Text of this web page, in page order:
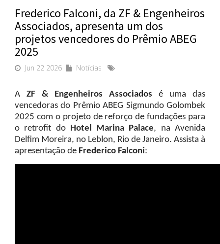
Frederico Falconi, da ZF & Engenheiros
Associados, apresenta um dos
projetos vencedores do Prêmio ABEG
2025
Jun 22 2026 Notícias
A ZF & Engenheiros Associados é uma das
vencedoras do Prêmio ABEG Sigmundo Golombek
2025 com o projeto de reforço de fundações para
o retrofit do Hotel Marina Palace, na Avenida
Delfim Moreira, no Leblon, Rio de Janeiro. Assista à
apresentação de Frederico Falconi: